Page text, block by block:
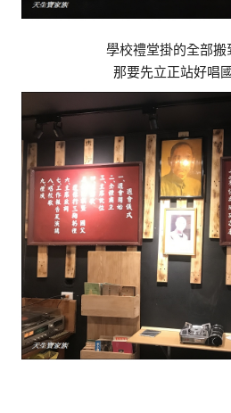
學校禮堂掛的全部搬
那要先立正站好唱